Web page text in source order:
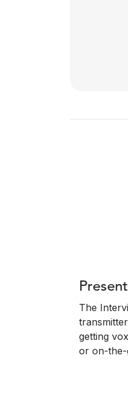
The
getting
or on-the-